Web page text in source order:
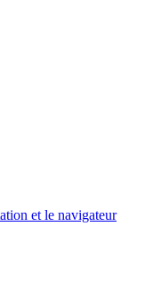
et le navigateur